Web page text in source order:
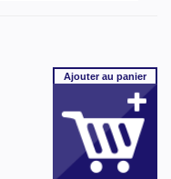
Ajouterau panier